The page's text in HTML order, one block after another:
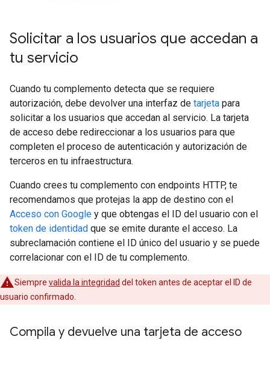
Solicitar a los usuarios que accedan a
tu servicio
Cuando tu complemento detecta que se requiere
autorización, debe devolver una interfaz de tarjeta para
solicitar a los usuarios que accedan al servicio. La tarjeta
de acceso debe redireccionar a los usuarios para que
completen el proceso de autenticación y autorización de
terceros en tu infraestructura.
Cuando crees tu complemento con endpoints HTTP, te
recomendamos que protejas la app de destino con el
Acceso con Google y que obtengas el ID del usuario con el
token de identidad que se emite durante el acceso. La
subreclamación contiene el ID único del usuario y se puede
correlacionar con el ID de tu complemento.
Siempre valida la integridad del token antes de aceptar el ID de
usuario confirmado.
Compila y devuelve una tarjeta de acceso